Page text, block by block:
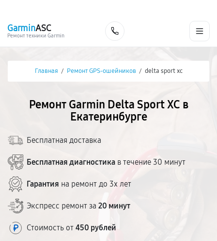
GarminASC
Ремонт техники Garmin
Главная / Ремонт GPS-ошейников / delta sport xc
Ремонт Garmin Delta Sport XC в
Екатеринбурге
Бесплатная доставка
Бесплатная диагностика в течение 30 минут
Гарантия на ремонт до 3х лет
Экспресс ремонт за 20 минут
Стоимость от 450 рублей